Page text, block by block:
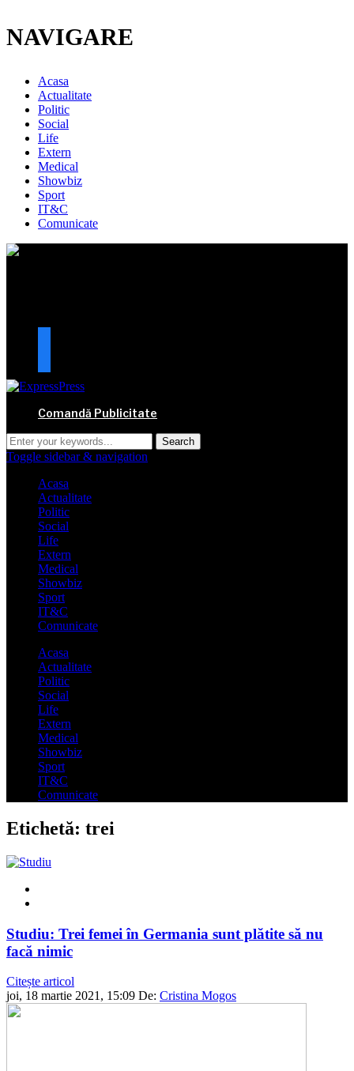
NAVIGARE
Acasa
Actualitate
Politic
Social
Life
Extern
Medical
Showbiz
Sport
IT&C
Comunicate
Comandă Publicitate
Toggle sidebar & navigation
Acasa
Actualitate
Politic
Social
Life
Extern
Medical
Showbiz
Sport
IT&C
Comunicate
Acasa
Actualitate
Politic
Social
Life
Extern
Medical
Showbiz
Sport
IT&C
Comunicate
Etichetă: trei
Studiu: Trei femei în Germania sunt plătite să nu
facă nimic
Citește articol
joi, 18 martie 2021, 15:09 De: Cristina Mogos